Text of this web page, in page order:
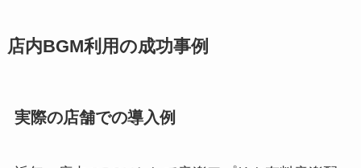
店内BGM利用の成功事例
実際の店舗での導入例